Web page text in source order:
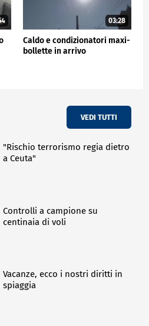
03:28
Caldo e condizionatori maxi-
bollette in arrivo
VEDI TUTTI
"Rischio terrorismo regia dietro
a Ceuta"
Controlli a campione su
centinaia di voli
Vacanze, ecco i nostri diritti in
spiaggia